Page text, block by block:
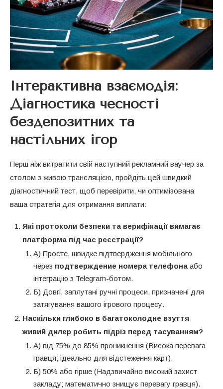
Інтерактивна взаємодія:
Діагностика чесності
бездепозитних та
настільних ігор
Перш ніж витратити свій наступний рекламний ваучер за
столом з живою трансляцією, пройдіть цей швидкий
діагностичний тест, щоб перевірити, чи оптимізована
ваша стратегія для отримання виплати:
Які протоколи безпеки та верифікації вимагає
платформа під час реєстрації?
А) Просте, швидке підтвердження мобільного
через подтверждение номера телефона або
інтеграцію з Telegram-ботом.
Б) Довгі, заплутані ручні процеси, призначені для
затягування вашого ігрового процесу.
Наскільки глибоко в багатоколодне взуття
живий дилер робить підріз перед тасуванням?
А) від 75% до 85% проникнення (Висока перевага
гравця; ідеально для відстеження карт).
Б) 50% або гірше (Надзвичайно високий захист
закладу; математично знищує перевагу гравця).